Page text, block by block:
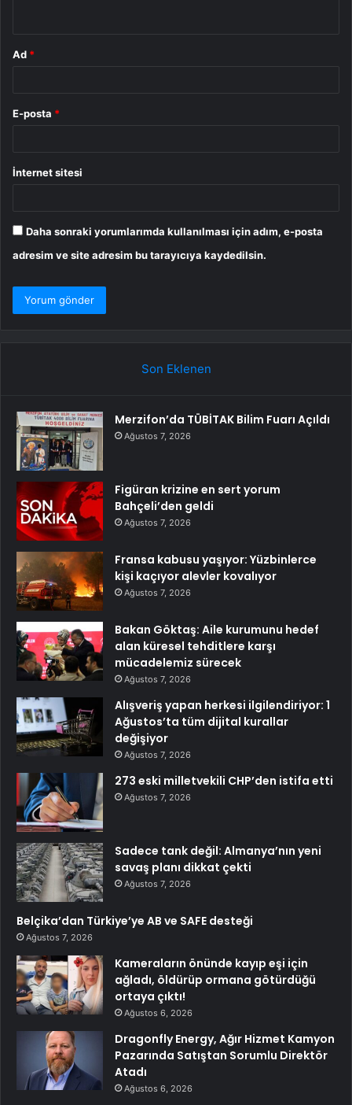
Ad *
E-posta *
İnternet sitesi
Daha sonraki yorumlarımda kullanılması için adım, e-posta
adresim ve site adresim bu tarayıcıya kaydedilsin.
Son Eklenen
Merzifon’da TÜBİTAK Bilim Fuarı Açıldı
Ağustos 7, 2026
Figüran krizine en sert yorum
Bahçeli’den geldi
Ağustos 7, 2026
Fransa kabusu yaşıyor: Yüzbinlerce
kişi kaçıyor alevler kovalıyor
Ağustos 7, 2026
Bakan Göktaş: Aile kurumunu hedef
alan küresel tehditlere karşı
mücadelemiz sürecek
Ağustos 7, 2026
Alışveriş yapan herkesi ilgilendiriyor: 1
Ağustos’ta tüm dijital kurallar
değişiyor
Ağustos 7, 2026
273 eski milletvekili CHP’den istifa etti
Ağustos 7, 2026
Sadece tank değil: Almanya’nın yeni
savaş planı dikkat çekti
Ağustos 7, 2026
Belçika’dan Türkiye’ye AB ve SAFE desteği
Ağustos 7, 2026
Kameraların önünde kayıp eşi için
ağladı, öldürüp ormana götürdüğü
ortaya çıktı!
Ağustos 6, 2026
Dragonfly Energy, Ağır Hizmet Kamyon
Pazarında Satıştan Sorumlu Direktör
Atadı
Ağustos 6, 2026